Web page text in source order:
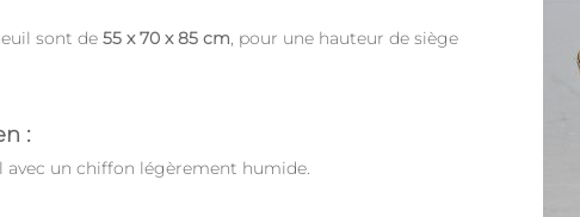
sont de 55 x 70 x 85 cm , pour une hauteur de siège
:
avec un chiffon légèrement humide.